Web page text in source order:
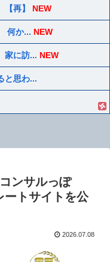
再】 NEW
何か... NEW
家に訪... NEW
と思わ...
ンサルっぽ
ートサイトを公
2026.07.08